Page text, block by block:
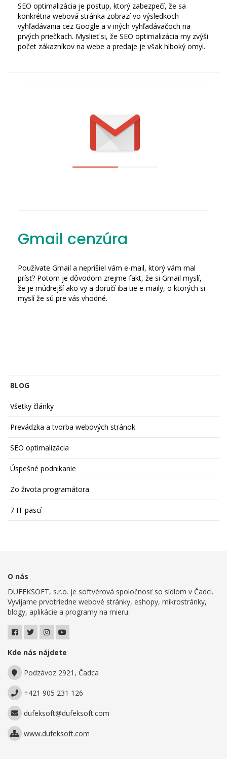
SEO optimalizácia je postup, ktorý zabezpečí, že sa
konkrétna webová stránka zobrazí vo výsledkoch
vyhľadávania cez Google a v iných vyhľadávačoch na
prvých priečkach. Myslieť si, že SEO optimalizácia my zvýši
počet zákazníkov na webe a predaje je však hlboký omyl.
Gmail cenzúra
Používate Gmail a neprišiel vám e-mail, ktorý vám mal
prísť? Potom je dôvodom zrejme fakt, že si Gmail myslí,
že je múdrejší ako vy a doručí iba tie e-maily, o ktorých si
myslí že sú pre vás vhodné.
BLOG
Všetky články
Prevádzka a tvorba webových stránok
SEO optimalizácia
Úspešné podnikanie
Zo života programátora
7 IT pascí
O nás
DUFEKSOFT, s.r.o. je softvérová spoločnosť so sídlom v Čadci.
Vyvíjame prvotriedne webové stránky, eshopy, mikrostránky,
blogy, aplikácie a programy na mieru.
Kde nás nájdete
Podzávoz 2921, Čadca
+421 905 231 126
dufeksoft@dufeksoft.com
www.dufeksoft.com